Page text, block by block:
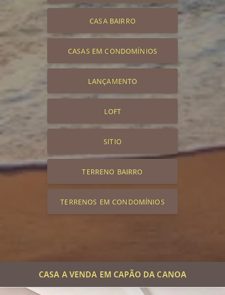
CASA BAIRRO
CASAS EM CONDOMÍNIOS
LANÇAMENTO
LOFT
SITIO
TERRENO BAIRRO
TERRENOS EM CONDOMÍNIOS
CASA A VENDA EM CAPÃO DA CANOA